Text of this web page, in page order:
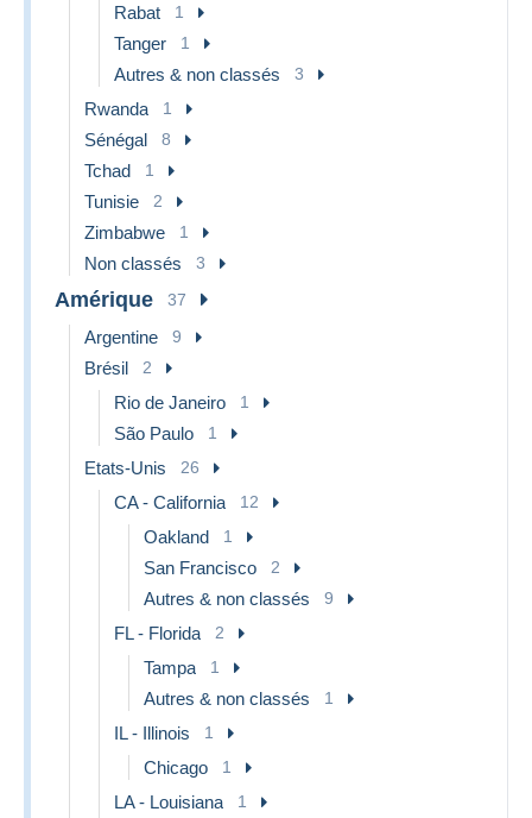
Rabat 1
Tanger 1
Autres & non classés 3
Rwanda 1
Sénégal 8
Tchad 1
Tunisie 2
Zimbabwe 1
Non classés 3
Amérique 37
Argentine 9
Brésil 2
Rio de Janeiro 1
São Paulo 1
Etats-Unis 26
CA - California 12
Oakland 1
San Francisco 2
Autres & non classés 9
FL - Florida 2
Tampa 1
Autres & non classés 1
IL - Illinois 1
Chicago 1
LA - Louisiana 1